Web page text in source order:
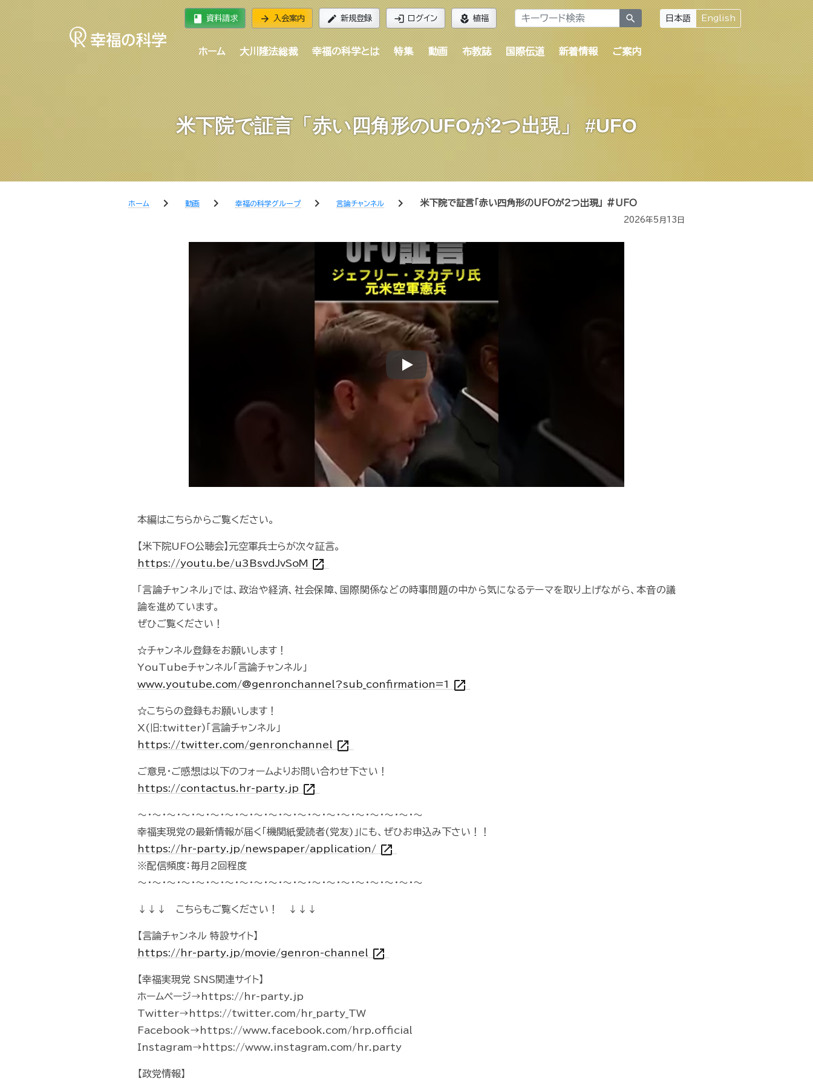
book 資料請求 arrow_forward 入会案内 edit 新規登録 login ログイン local_florist 植福 search 日本語 English
ホーム 大川隆法総裁 幸福の科学とは 特集 動画 布教誌 国際伝道 新着情報 ご案内
米下院で証言「赤い四角形のUFOが2つ出現」 #UFO
ホーム chevron_right 動画 chevron_right 幸福の科学グループ chevron_right 言論チャンネル chevron_right 米下院で証言「赤い四角形のUFOが2つ出現」 #UFO
2026年5月13日
Play
本編はこちらからご覧ください。
【米下院UFO公聴会】元空軍兵士らが次々証言。
https://youtu.be/u3BsvdJvSoM
open_in_new
「言論チャンネル」では、政治や経済、社会保障、国際関係などの時事問題の中から気になるテーマを取り上げながら、本音の議
論を進めています。
ぜひご覧ください！
☆チャンネル登録をお願いします！
YouTubeチャンネル「言論チャンネル」
www.youtube.com/@genronchannel?sub_confirmation=1
open_in_new
☆こちらの登録もお願いします！
X(旧:twitter)「言論チャンネル」
https://twitter.com/genronchannel
open_in_new
ご意見・ご感想は以下のフォームよりお問い合わせ下さい！
https://contactus.hr-party.jp open_in_new
～・～・～・～・～・～・～・～・～・～・～・～・～・～・～・～・～・～・～・～
幸福実現党の最新情報が届く「機関紙愛読者(党友)」にも、ぜひお申込み下さい！！
https://hr-party.jp/newspaper/application/ open_in_new
※配信頻度：毎月2回程度
～・～・～・～・～・～・～・～・～・～・～・～・～・～・～・～・～・～・～・～
↓↓↓ こちらもご覧ください！ ↓↓↓
【言論チャンネル 特設サイト】
https://hr-party.jp/movie/genron-channel
open_in_new
【幸福実現党 SNS関連サイト】
ホームページ→https://hr-party.jp
Twitter→https://twitter.com/hr_party_TW
Facebook→https://www.facebook.com/hrp.official
Instagram→https://www.instagram.com/hr.party
【政党情報】